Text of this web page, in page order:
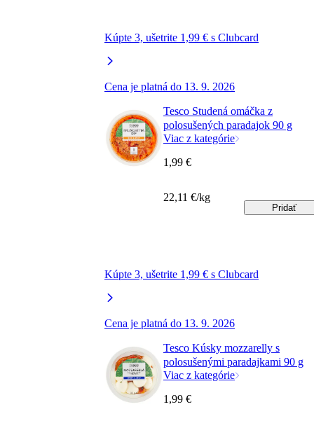
Kúpte 3, ušetrite 1,99 € s Clubcard
Cena je platná do 13. 9. 2026
Tesco Studená omáčka z
polosušených paradajok 90 g
Viac z kategórie
Kúpte 3, ušetrite 1,99 € s Clubcard
Cena je platná do 13. 9. 2026
1,99 €
22,11 €/kg
Pridať
Tesco Kúsky mozzarelly s
polosušenými paradajkami 90 g
Viac z kategórie
1,99 €